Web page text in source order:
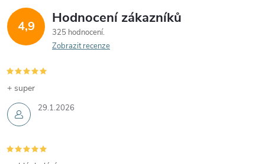
4,9 Hodnocení zákazníků
325 hodnocení
Zobrazit recenze
29.1.2026
+ super